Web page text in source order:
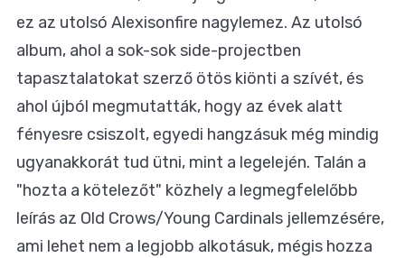
ez az utolsó Alexisonfire nagylemez. Az utolsó
album, ahol a sok-sok side-projectben
tapasztalatokat szerző ötös kiönti a szívét, és
ahol újból megmutatták, hogy az évek alatt
fényesre csiszolt, egyedi hangzásuk még mindig
ugyanakkorát tud ütni, mint a legelején. Talán a
"hozta a kötelezőt" közhely a legmegfelelőbb
leírás az Old Crows/Young Cardinals jellemzésére,
ami lehet nem a legjobb alkotásuk, mégis hozza